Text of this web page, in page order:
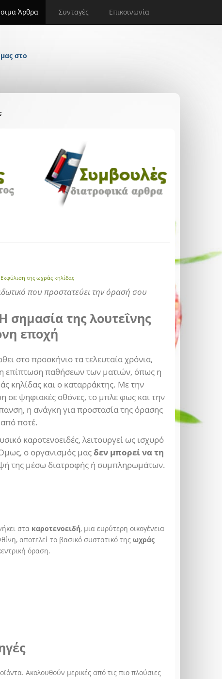
Άρθρα Συνταγές Επικοινωνία
στο
της ωχράς κηλίδας
που προστατεύει την όρασή σου
σημασία της λουτεΐνης
εποχή
στο προσκήνιο τα τελευταία χρόνια,
επίπτωση παθήσεων των ματιών, όπως η
κηλίδας και ο καταρράκτης. Με την
σε ψηφιακές οθόνες, το μπλε φως και την
η ανάγκη για προστασία της όρασης
ποτέ.
καροτενοειδές, λειτουργεί ως ισχυρό
ο οργανισμός μαςδεν μπορεί να τη
της μέσω διατροφής ή συμπληρωμάτων.
στα καροτενοειδή, μια ευρύτερη οικογένεια
αποτελεί το βασικό συστατικό της ωχράς
όραση.
Ακολουθούν μερικές από τις πιο πλούσιες